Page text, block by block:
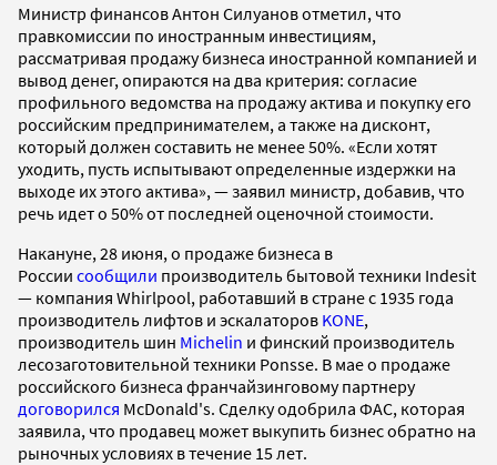
Министр финансов Антон Силуанов отметил, что
правкомиссии по иностранным инвестициям,
рассматривая продажу бизнеса иностранной компанией и
вывод денег, опираются на два критерия: согласие
профильного ведомства на продажу актива и покупку его
российским предпринимателем, а также на дисконт,
который должен составить не менее 50%. «Если хотят
уходить, пусть испытывают определенные издержки на
выходе их этого актива», — заявил министр, добавив, что
речь идет о 50% от последней оценочной стоимости.
Накануне, 28 июня, о продаже бизнеса в
России сообщили производитель бытовой техники Indesit
— компания Whirlpool, работавший в стране с 1935 года
производитель лифтов и эскалаторов KONE,
производитель шин Michelin и финский производитель
лесозаготовительной техники Ponsse. В мае о продаже
российского бизнеса франчайзинговому партнеру
договорился McDonald's. Сделку одобрила ФАС, которая
заявила, что продавец может выкупить бизнес обратно на
рыночных условиях в течение 15 лет.